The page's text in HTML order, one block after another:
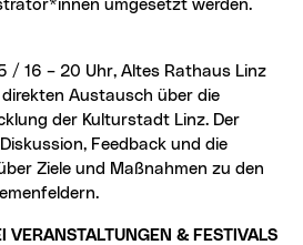
umgesetzt werden.
/ 16 – 20 Uhr, Altes Rathaus Linz
Austausch über die
der Kulturstadt Linz. Der
Feedback und die
Ziele und Maßnahmen zu den
VERANSTALTUNGEN & FESTIVALS